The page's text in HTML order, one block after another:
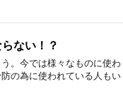
ない！？
。今では様々なものに使わ
の為に使われている人もい